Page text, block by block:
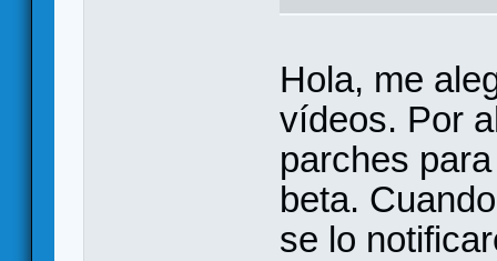
Hola, me
vídeos. Por
parches
beta.
se lo